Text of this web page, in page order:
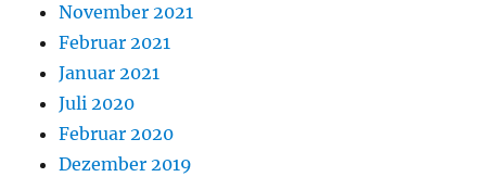
November 2021
Februar 2021
Januar 2021
Juli 2020
Februar 2020
Dezember 2019